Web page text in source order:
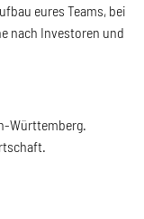
eures Teams, bei
nach Investoren und
Württemberg.